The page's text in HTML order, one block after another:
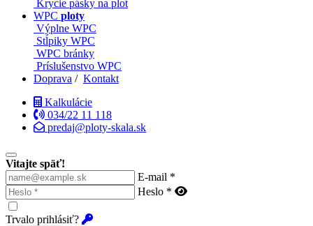
Krycie pásky na plot
WPC ploty
Výplne WPC
Stĺpiky WPC
WPC bránky
Príslušenstvo WPC
Doprava / Kontakt
Kalkulácie
034/22 11 118
predaj@ploty-skala.sk
Vitajte späť!
E-mail *
Heslo *
Trvalo prihlásiť?